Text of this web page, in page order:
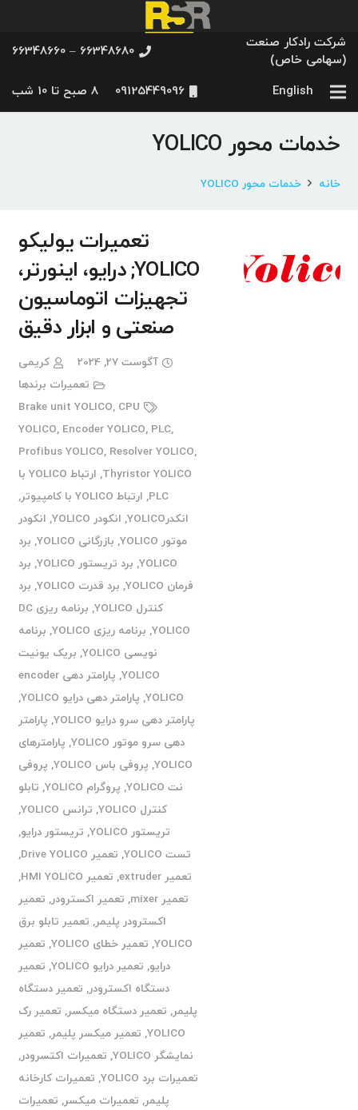
شرکت رادکار صنعت
(سهامی خاص)
66348680 – 66348660
English
09125449096 8 صبح تا 10 شب
خدمات محور YOLICO
خانه خدمات محور YOLICO
تعمیرات یولیکو
YOLICO; درایو، اینورتر،
تجهیزات اتوماسیون
صنعتی و ابزار دقیق
آگوست 27, 2024
کریمی
تعمیرات برندها
Brake unit YOLICO, CPU
YOLICO, Encoder YOLICO, PLC,
Profibus YOLICO, Resolver YOLICO,
Thyristor YOLICO
,
ارتباط YOLICO با
PLC
, ارتباط YOLICO با کامپیوتر
,
انکدرYOLICO
, انکودر YOLICO , انکودر
موتور YOLICO
, بازرگانی YOLICO , برد
YOLICO
, برد تریستور YOLICO , برد
فرمان YOLICO
, برد قدرت YOLICO , برد
کنترل YOLICO
,
برنامه ریزی DC
YOLICO
, برنامه ریزی YOLICO , برنامه
نویسی YOLICO
, بریک یونیت
YOLICO
,
پارامتر دهی encoder
YOLICO
, پارامتر دهی درایو YOLICO
,
پارامتر دهی سرو درایو YOLICO
, پارامتر
دهی سرو موتور YOLICO
, پارامترهای
YOLICO
, پروفی باس YOLICO , پروفی
نت YOLICO
, پروگرام YOLICO , تابلو
کنترل YOLICO
, ترانس YOLICO
,
تریستور YOLICO
, تریستور درایو,
تست YOLICO
, تعمیر Drive YOLICO
,
تعمیر extruder
, تعمیر HMI YOLICO
,
تعمیر mixer
, تعمیر اکسترودر, تعمیر
اکسترودر پلیمر, تعمیر تابلو برق
YOLICO
, تعمیر خطای YOLICO , تعمیر
درایو, تعمیر درایو YOLICO , تعمیر
دستگاه اکسترودر, تعمیر دستگاه
پلیمر, تعمیر دستگاه میکسر, تعمیر رک
YOLICO
, تعمیر میکسر پلیمر, تعمیر
نمایشگر YOLICO
, تعمیرات اکتسرودر,
تعمیرات برد YOLICO
, تعمیرات کارخانه
پلیمر, تعمیرات میکسر, تعمیرات